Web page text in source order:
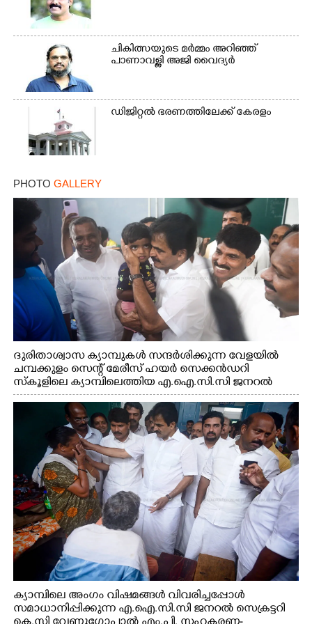
ചികിത്സയുടെ മർമ്മം അറിഞ്ഞ്
പാണാവള്ളി അജി വൈദ്യർ
ഡിജിറ്റൽ ഭരണത്തിലേക്ക് കേരളം
PHOTO GALLERY
ദുരിതാശ്വാസ ക്യാമ്പുകൾ സന്ദർശിക്കുന്ന വേളയിൽ
ചമ്പക്കുളം സെന്റ് മേരീസ് ഹയർ സെക്കൻഡറി
സ്കൂളിലെ ക്യാമ്പിലെത്തിയ എ.ഐ.സി.സി ജനറൽ
സെക്രട്ടറി കെ.സി വേണുഗോപാൽ എം.പി കുരുന്നിനെ
എടുത്ത് ലാളിച്ചപ്പോൾ. സഹകരണ-എക്സൈസ്
വകുപ്പ് മന്ത്രി എം. ലിജു, കൃഷിവകുപ്പ് മന്ത്രി ടി. സിദ്ദിഖ്,
റെജി ചെറിയാൻ എം. എൽ. എ എന്നിവർ സമീപം
ക്യാമ്പിലെ അംഗം വിഷമങ്ങൾ വിവരിച്ചപ്പോൾ
സമാധാനിപ്പിക്കുന്ന എ.ഐ.സി.സി ജനറൽ സെക്രട്ടറി